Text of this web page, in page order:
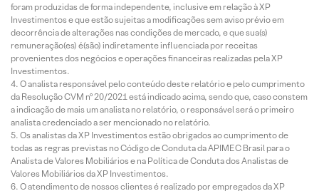
foram produzidas de forma independente, inclusive em relação à XP
Investimentos e que estão sujeitas a modificações sem aviso prévio em
decorrência de alterações nas condições de mercado, e que sua(s)
remuneração(es) é(são) indiretamente influenciada por receitas
provenientes dos negócios e operações financeiras realizadas pela XP
Investimentos.
O analista responsável pelo conteúdo deste relatório e pelo cumprimento
da Resolução CVM nº 20/2021 está indicado acima, sendo que, caso constem
a indicação de mais um analista no relatório, o responsável será o primeiro
analista credenciado a ser mencionado no relatório.
Os analistas da XP Investimentos estão obrigados ao cumprimento de
todas as regras previstas no Código de Conduta da APIMEC Brasil para o
Analista de Valores Mobiliários e na Política de Conduta dos Analistas de
Valores Mobiliários da XP Investimentos.
O atendimento de nossos clientes é realizado por empregados da XP